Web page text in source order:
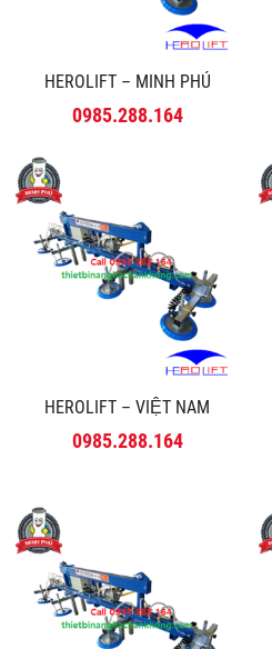
HEROLIFT – MINH PHÚ
0985.288.164
HEROLIFT – VIỆT NAM
0985.288.164